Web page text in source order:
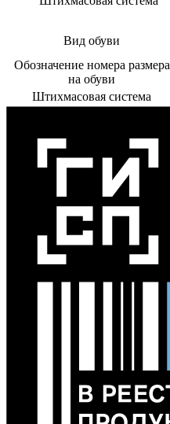
Вид обуви
Обозначение номера размера
на обуви
Штихмасовая система